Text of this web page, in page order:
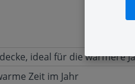
ideal für die wärmere
Zeit im Jahr